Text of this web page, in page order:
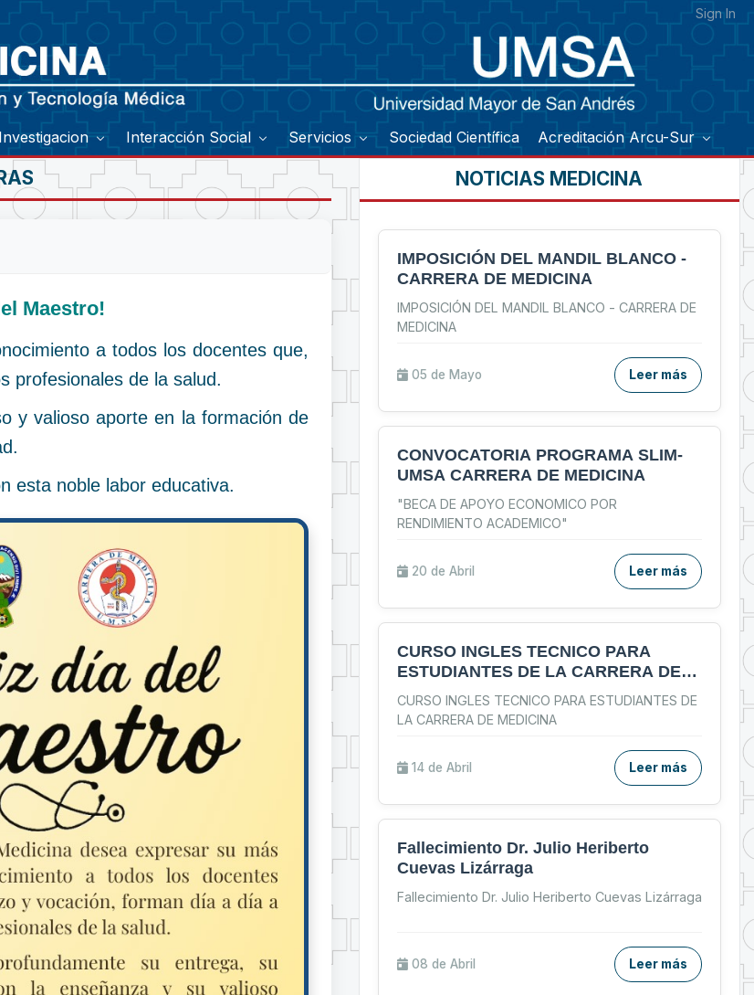
Sign In
Investigacion Interacción Social Servicios Sociedad Científica Acreditación Arcu-Sur
Maestro!
a todos los docentes que,
profesionales de la salud.
y valioso aporte en la formación de
esta noble labor educativa.
NOTICIAS MEDICINA
IMPOSICIÓN DEL MANDIL BLANCO -
CARRERA DE MEDICINA
IMPOSICIÓN DEL MANDIL BLANCO - CARRERA DE
MEDICINA
05 de Mayo Leer más
CONVOCATORIA PROGRAMA SLIM-
UMSA CARRERA DE MEDICINA
"BECA DE APOYO ECONOMICO POR
RENDIMIENTO ACADEMICO"
20 de Abril Leer más
CURSO INGLES TECNICO PARA
ESTUDIANTES DE LA CARRERA DE
MEDICINA
CURSO INGLES TECNICO PARA ESTUDIANTES DE
LA CARRERA DE MEDICINA
14 de Abril Leer más
Fallecimiento Dr. Julio Heriberto
Cuevas Lizárraga
Fallecimiento Dr. Julio Heriberto Cuevas Lizárraga
08 de Abril Leer más